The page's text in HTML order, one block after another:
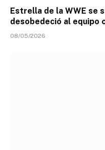
Estrella de la WWE se
desobedeció al equipo
08/05/2026